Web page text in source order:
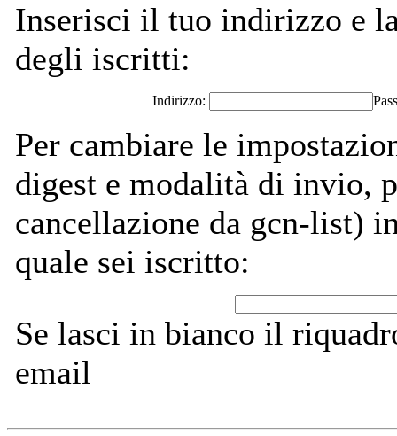
Inserisci il tuo indirizzo e
degli iscritti:
Indirizzo:
Per cambiare le
digest e modalità di invio,
cancellazione da gcn-list)
quale sei iscritto:
Se lasci in bianco il
email